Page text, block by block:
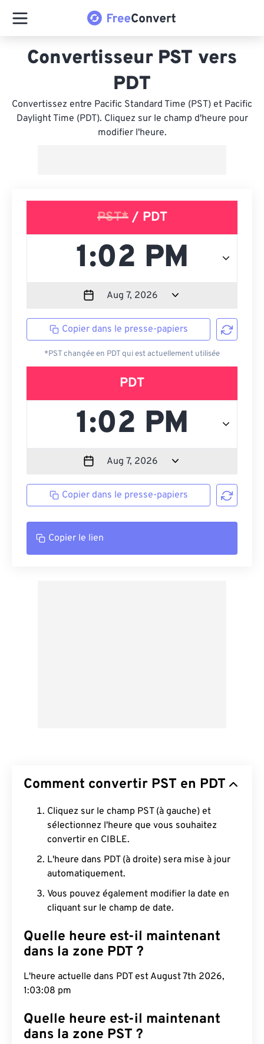
Convertisseur PST vers
PDT
Convertissez entre Pacific Standard Time (PST) et Pacific
Daylight Time (PDT). Cliquez sur le champ d'heure pour
modifier l'heure.
PST*/ PDT
Copier dans le presse-papiers
*PST changée en PDT qui est actuellement utilisée
PDT
Copier dans le presse-papiers
Copier le lien
Comment convertir PST en PDT
Cliquez sur le champ PST (à gauche) et
sélectionnez l'heure que vous souhaitez
convertir en CIBLE.
L'heure dans PDT (à droite) sera mise à jour
automatiquement.
Vous pouvez également modifier la date en
cliquant sur le champ de date.
Quelle heure est-il maintenant
dans la zone PDT ?
L'heure actuelle dans PDT est August 7th 2026,
1:03:09 pm
Quelle heure est-il maintenant
dans la zone PST ?